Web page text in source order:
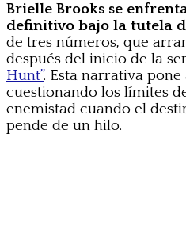
Brielle Brooks se
definitivo bajo la tutela
de tres números, que
después del inicio de la
Hunt”. Esta narrativa
cuestionando los límites
enemistad cuando el
pende de un hilo.